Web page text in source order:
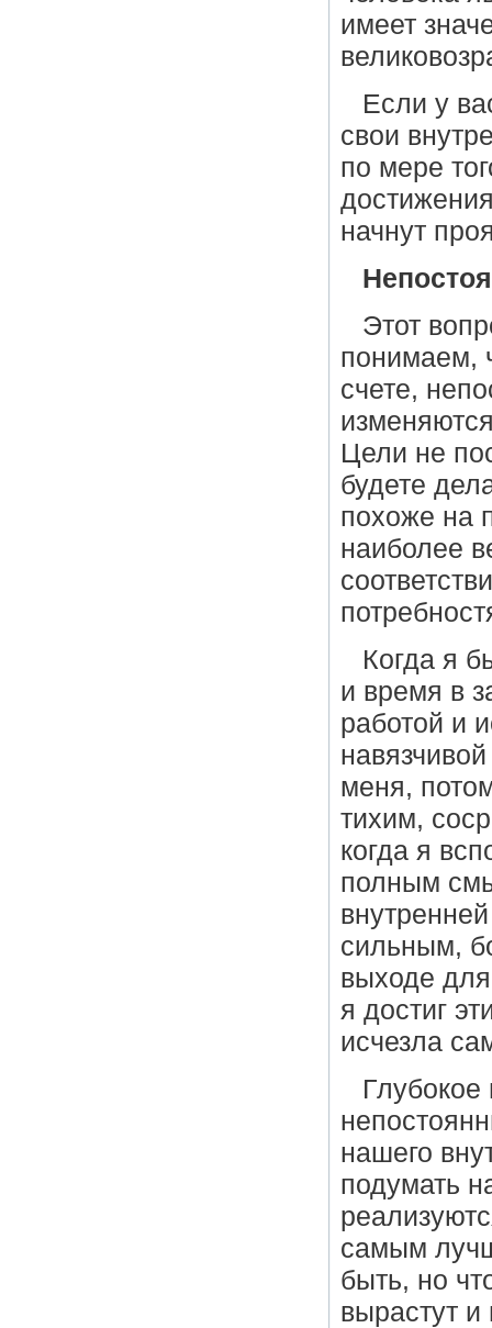
имеет
Если у
свои
по мере
начнут
Этот
понимаем,
счете,
Цели не
будете
похоже на
наиболее
Когда я
и время в
работой и
меня,
тихим,
когда я
полным
сильным,
выходе для
я достиг
исчезла
нашего
подумать
самым
быть, но
вырастут и